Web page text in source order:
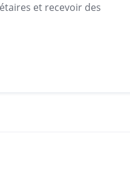
et recevoir des